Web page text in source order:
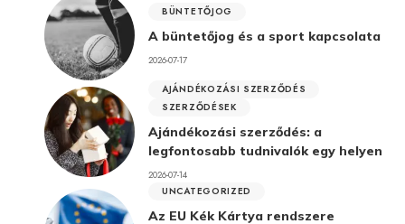
BÜNTETŐJOG
A büntetőjog és a sport kapcsolata
2026-07-17
AJÁNDÉKOZÁSI SZERZŐDÉS
SZERZŐDÉSEK
Ajándékozási szerződés: a
legfontosabb tudnivalók egy helyen
2026-07-14
UNCATEGORIZED
Az EU Kék Kártya rendszere